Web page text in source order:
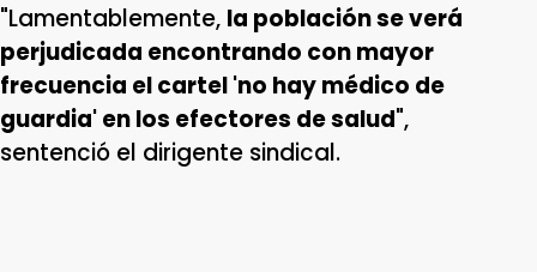
"Lamentablemente, la población se verá
perjudicada encontrando con mayor
frecuencia el cartel 'no hay médico de
guardia' en los efectores de salud",
sentenció el dirigente sindical.